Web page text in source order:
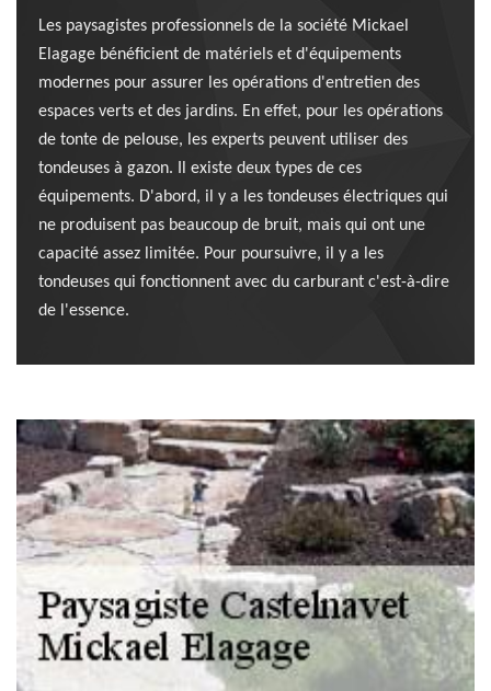
Les paysagistes professionnels de la société Mickael
Elagage bénéficient de matériels et d'équipements
modernes pour assurer les opérations d'entretien des
espaces verts et des jardins. En effet, pour les opérations
de tonte de pelouse, les experts peuvent utiliser des
tondeuses à gazon. Il existe deux types de ces
équipements. D'abord, il y a les tondeuses électriques qui
ne produisent pas beaucoup de bruit, mais qui ont une
capacité assez limitée. Pour poursuivre, il y a les
tondeuses qui fonctionnent avec du carburant c'est-à-dire
de l'essence.